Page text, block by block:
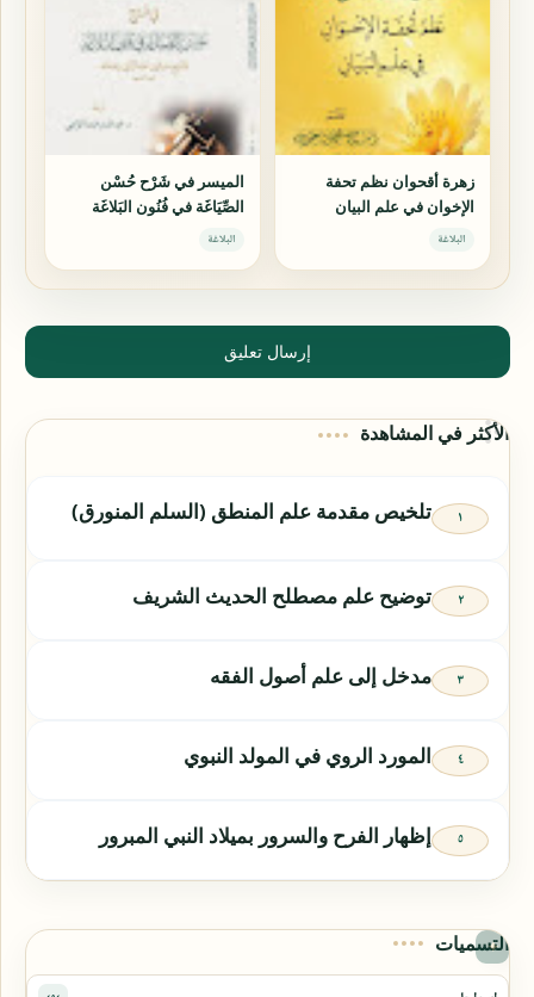
زهرة أقحوان نظم تحفة
الإخوان في علم البيان
البلاغة
الميسر في شَرْح حُسْن
الصِّيَاغَة في فُنُون البَلاغَة
البلاغة
إرسال تعليق
الأكثر في المشاهدة
تلخيص مقدمة علم المنطق (السلم المنورق)
توضيح علم مصطلح الحديث الشريف
مدخل إلى علم أصول الفقه
المورد الروي في المولد النبوي
إظهار الفرح والسرور بميلاد النبي المبرور
التسميات